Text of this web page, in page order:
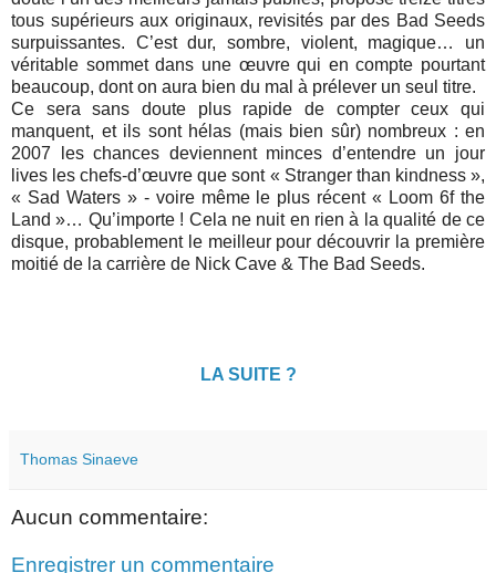
tous supérieurs aux originaux, revisités par des Bad Seeds
surpuissantes. C’est dur, sombre, violent, magique… un
véritable sommet dans une œuvre qui en compte pourtant
beaucoup, dont on aura bien du mal à prélever un seul titre.
Ce sera sans doute plus rapide de compter ceux qui
manquent, et ils sont hélas (mais bien sûr) nombreux : en
2007 les chances deviennent minces d’entendre un jour
lives les chefs-d’œuvre que sont « Stranger than kindness »,
« Sad Waters » - voire même le plus récent « Loom 6f the
Land »… Qu’importe ! Cela ne nuit en rien à la qualité de ce
disque, probablement le meilleur pour découvrir la première
moitié de la carrière de Nick Cave & The Bad Seeds.
LA SUITE ?
Thomas Sinaeve
Aucun commentaire:
Enregistrer un commentaire